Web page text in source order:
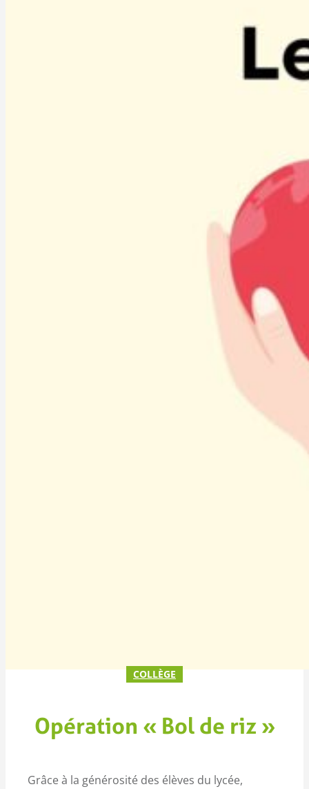
COLLÈGE
Opération « Bol de riz »
Grâce à la générosité des élèves du lycée,